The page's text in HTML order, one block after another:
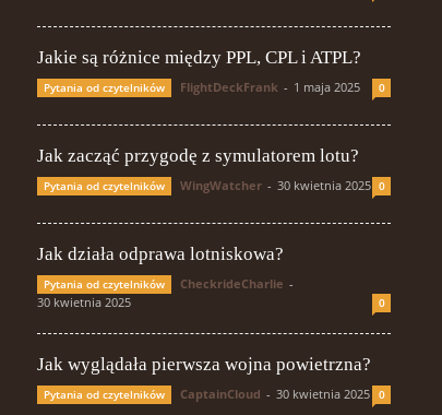
Jakie są różnice między PPL, CPL i ATPL?
Pytania od czytelników FlightDeckFrank - 1 maja 2025 0
Jak zacząć przygodę z symulatorem lotu?
Pytania od czytelników WingWatcher - 30 kwietnia 2025 0
Jak działa odprawa lotniskowa?
Pytania od czytelników CheckrideCharlie -
30 kwietnia 2025
0
Jak wyglądała pierwsza wojna powietrzna?
Pytania od czytelników CaptainCloud - 30 kwietnia 2025 0